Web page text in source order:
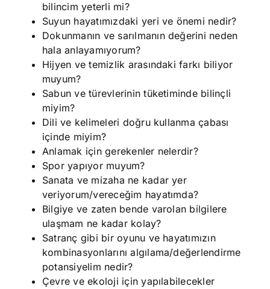
bilincim yeterli mi?
Suyun hayatımızdaki yeri ve önemi nedir?
Dokunmanın ve sarılmanın değerini neden
hala anlayamıyorum?
Hijyen ve temizlik arasındaki farkı biliyor
muyum?
Sabun ve türevlerinin tüketiminde bilinçli
miyim?
Dili ve kelimeleri doğru kullanma çabası
içinde miyim?
Anlamak için gerekenler nelerdir?
Spor yapıyor muyum?
Sanata ve mizaha ne kadar yer
veriyorum/vereceğim hayatımda?
Bilgiye ve zaten bende varolan bilgilere
ulaşmam ne kadar kolay?
Satranç gibi bir oyunu ve hayatımızın
kombinasyonlarını algılama/değerlendirme
potansiyelim nedir?
Çevre ve ekoloji için yapılabilecekler